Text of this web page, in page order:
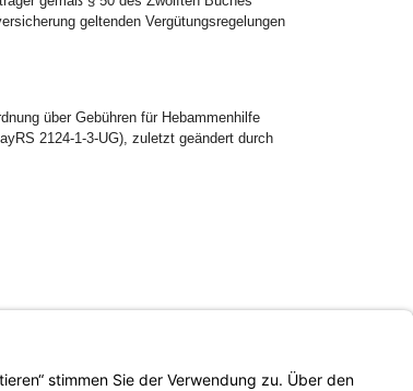
geltenden Vergütungsregelungen
über Gebühren für Hebammenhilfe
2124-1-3-UG), zuletzt geändert durch